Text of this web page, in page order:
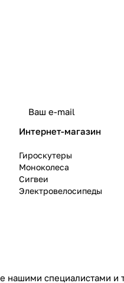
Интернет-магазин
Гироскутеры
Моноколеса
Сигвеи
Электровелосипеды
специалистами и